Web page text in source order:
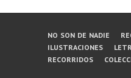
Menú
del
no son de nadie
ilustraciones
recorridos